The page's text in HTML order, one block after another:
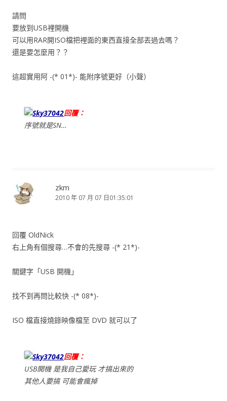
請問
要放到USB裡開機
可以用RAR開ISO檔把裡面的東西直接全部丟過去嗎？
還是要怎麼用？？
這超實用阿 -(* 01*)- 能附序號更好（小聲）
Sky37042回覆：
序號就是SN…
zkm
2010 年 07 月 07 日01:35:01
回覆 OldNick
右上角有個搜尋…不會的先搜尋 -(* 21*)-
關鍵字「USB 開機」
找不到再問比較快 -(* 08*)-
ISO 檔直接燒錄映像檔至 DVD 就可以了
Sky37042回覆：
USB開機 是我自己愛玩 才搞出來的
其他人要搞 可能會瘋掉